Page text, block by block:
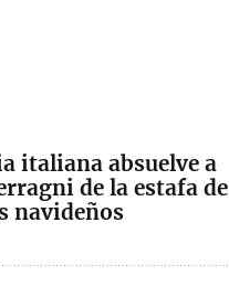
italiana absuelve a
de la estafa de
navideños